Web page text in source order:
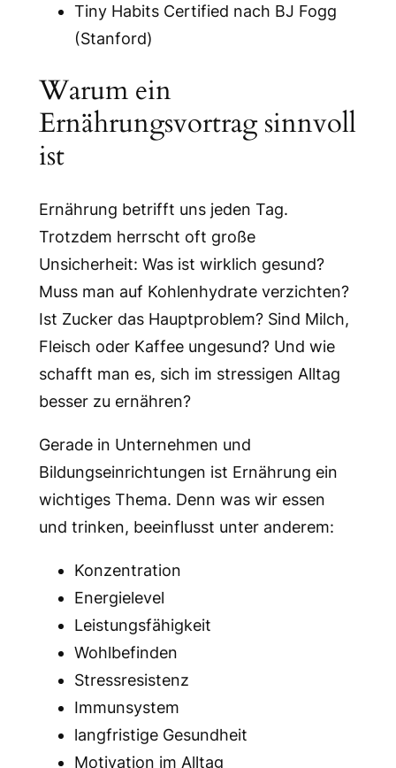
Tiny Habits Certified nach BJ Fogg
(Stanford)
Warum ein
Ernährungsvortrag sinnvoll
ist
Ernährung betrifft uns jeden Tag.
Trotzdem herrscht oft große
Unsicherheit: Was ist wirklich gesund?
Muss man auf Kohlenhydrate verzichten?
Ist Zucker das Hauptproblem? Sind Milch,
Fleisch oder Kaffee ungesund? Und wie
schafft man es, sich im stressigen Alltag
besser zu ernähren?
Gerade in Unternehmen und
Bildungseinrichtungen ist Ernährung ein
wichtiges Thema. Denn was wir essen
und trinken, beeinflusst unter anderem:
Konzentration
Energielevel
Leistungsfähigkeit
Wohlbefinden
Stressresistenz
Immunsystem
langfristige Gesundheit
Motivation im Alltag